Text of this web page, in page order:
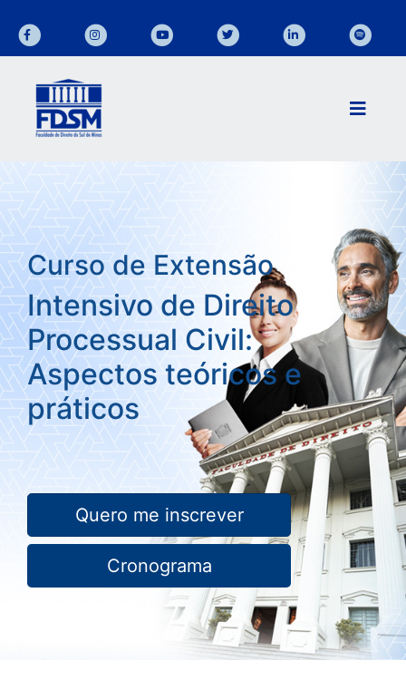
Curso de Extensão
Intensivo de Direito
Processual Civil:
Aspectos teóricos e
práticos
Quero me inscrever
Cronograma